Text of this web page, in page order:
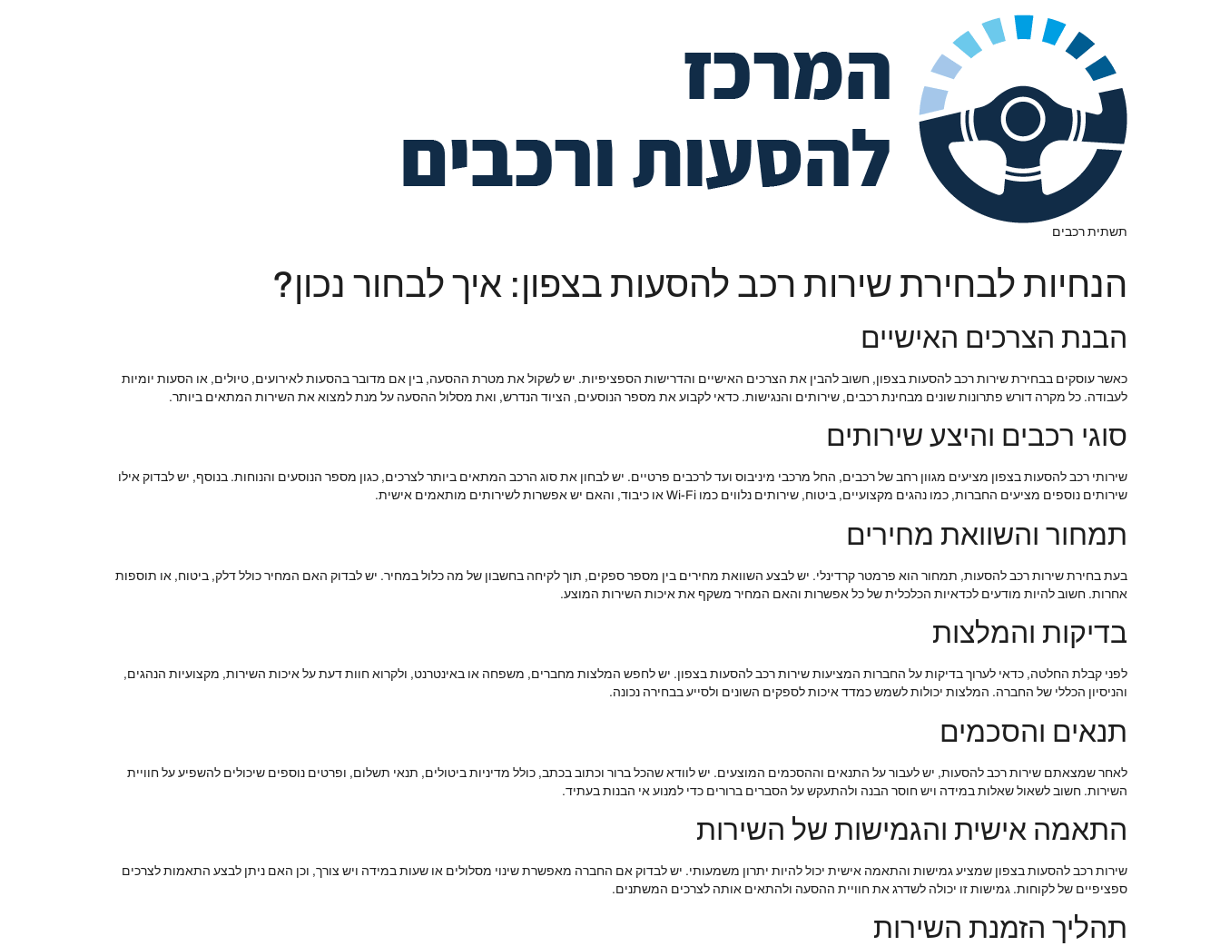
תשתית רכבים
הנחיות לבחירת שירות רכב להסעות בצפון: איך לבחור נכון?
הבנת הצרכים האישיים
כאשר עוסקים בבחירת שירות רכב להסעות בצפון, חשוב להבין את הצרכים האישיים והדרישות הספציפיות. יש לשקול את מטרת ההסעה, בין אם מדובר בהסעות לאירועים, טיולים, או הסעות יומיות
לעבודה. כל מקרה דורש פתרונות שונים מבחינת רכבים, שירותים והנגישות. כדאי לקבוע את מספר הנוסעים, הציוד הנדרש, ואת מסלול ההסעה על מנת למצוא את השירות המתאים ביותר.
סוגי רכבים והיצע שירותים
שירותי רכב להסעות בצפון מציעים מגוון רחב של רכבים, החל מרכבי מיניבוס ועד לרכבים פרטיים. יש לבחון את סוג הרכב המתאים ביותר לצרכים, כגון מספר הנוסעים והנוחות. בנוסף, יש לבדוק אילו
שירותים נוספים מציעים החברות, כמו נהגים מקצועיים, ביטוח, שירותים נלווים כמו Wi-Fi או כיבוד, והאם יש אפשרות לשירותים מותאמים אישית.
תמחור והשוואת מחירים
בעת בחירת שירות רכב להסעות, תמחור הוא פרמטר קרדינלי. יש לבצע השוואת מחירים בין מספר ספקים, תוך לקיחה בחשבון של מה כלול במחיר. יש לבדוק האם המחיר כולל דלק, ביטוח, או תוספות
אחרות. חשוב להיות מודעים לכדאיות הכלכלית של כל אפשרות והאם המחיר משקף את איכות השירות המוצע.
בדיקות והמלצות
לפני קבלת החלטה, כדאי לערוך בדיקות על החברות המציעות שירות רכב להסעות בצפון. יש לחפש המלצות מחברים, משפחה או באינטרנט, ולקרוא חוות דעת על איכות השירות, מקצועיות הנהגים,
והניסיון הכללי של החברה. המלצות יכולות לשמש כמדד איכות לספקים השונים ולסייע בבחירה נכונה.
תנאים והסכמים
לאחר שמצאתם שירות רכב להסעות, יש לעבור על התנאים וההסכמים המוצעים. יש לוודא שהכל ברור וכתוב בכתב, כולל מדיניות ביטולים, תנאי תשלום, ופרטים נוספים שיכולים להשפיע על חוויית
השירות. חשוב לשאול שאלות במידה ויש חוסר הבנה ולהתעקש על הסברים ברורים כדי למנוע אי הבנות בעתיד.
התאמה אישית והגמישות של השירות
שירות רכב להסעות בצפון שמציע גמישות והתאמה אישית יכול להיות יתרון משמעותי. יש לבדוק אם החברה מאפשרת שינוי מסלולים או שעות במידה ויש צורך, וכן האם ניתן לבצע התאמות לצרכים
ספציפיים של לקוחות. גמישות זו יכולה לשדרג את חוויית ההסעה ולהתאים אותה לצרכים המשתנים.
תהליך הזמנת השירות